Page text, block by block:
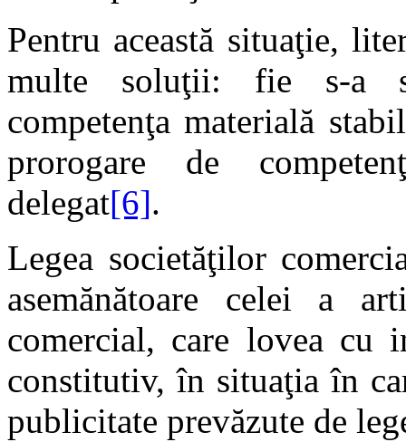
Pentru această situaţie,
multe soluţii: fie s-a
competenţa materială
prorogare de
delegat[6].
Legea societăţilor
asemănătoare celei a
comercial, care lovea cu
constitutiv, în situaţia în
publicitate prevăzute de